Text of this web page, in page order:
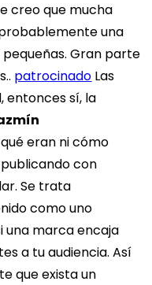
creo que mucha
una
Gran parte
patrocinado Las
entonces sí, la
eran ni cómo
con
Se trata
como uno
una marca encaja
a tu audiencia. Así
que exista un